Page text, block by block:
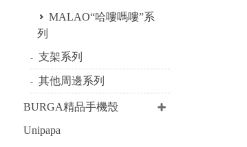
MALAO“哈嘍嗎嘍”系
列
支架系列
其他周邊系列
BURGA精品手機殼
Unipapa